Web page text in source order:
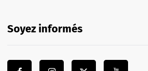
Soyez informés